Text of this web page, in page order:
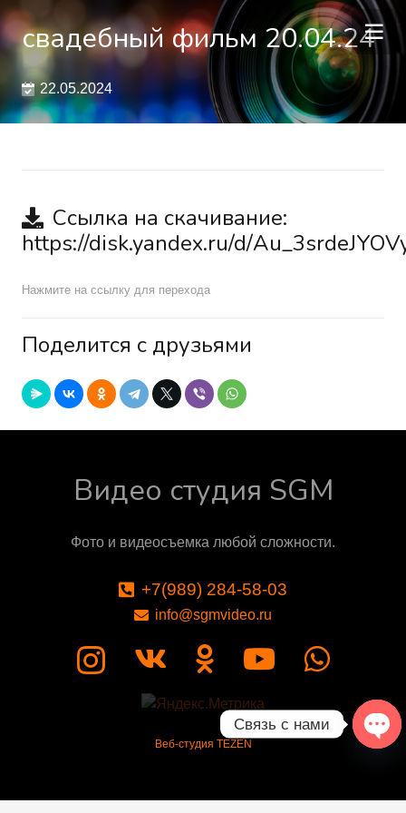
свадебный фильм 20.04.24
22.05.2024
Ссылка на скачивание:
https://disk.yandex.ru/d/
Нажмите на ссылку для перехода
Поделится с друзьями
Видео студия SGM
Фото и видеосъемка любой сложности.
+7(989) 284-58-03
info@sgmvideo.ru
Веб-студия TEZEN
Связь с нами